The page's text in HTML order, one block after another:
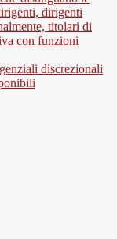
dirigenti
titolari di
con funzioni
discrezionali